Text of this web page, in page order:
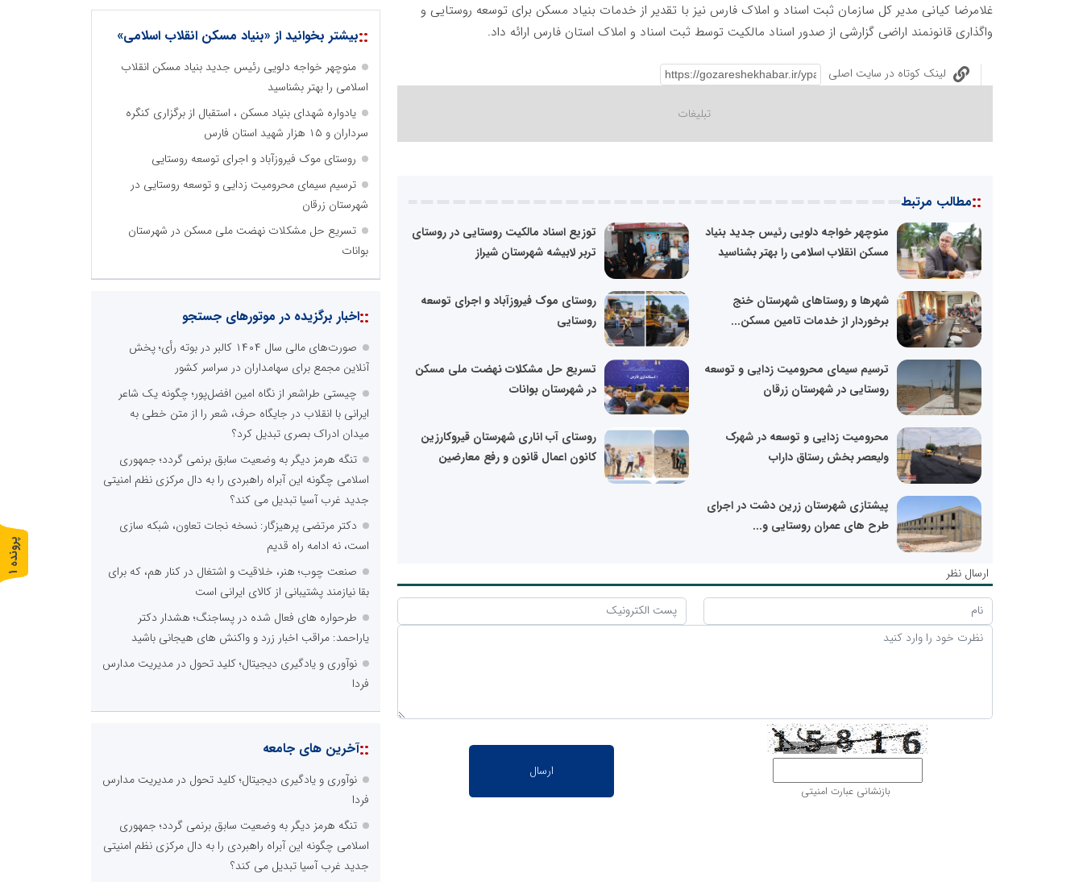
غلامرضا کیانی مدیر کل سازمان ثبت اسناد و املاک فارس نیز با تقدیر از خدمات بنیاد مسکن برای توسعه روستایی و
واگذاری قانونمند اراضی گزارشی از صدور اسناد مالکیت توسط ثبت اسناد و املاک استان فارس ارائه داد.
لینک کوتاه در سایت اصلی
::مطالب مرتبط
منوچهر خواجه دلویی رئیس جدید بنیاد
مسکن انقلاب اسلامی را بهتر بشناسید
توزیع اسناد مالکیت روستایی در روستای
تربر لابیشه شهرستان شیراز
شهرها و روستاهای شهرستان خنج
برخوردار از خدمات تامین مسکن...
روستای موک فیروزآباد و اجرای توسعه
روستایی
ترسیم سیمای محرومیت زدایی و توسعه
روستایی در شهرستان زرقان
تسریع حل مشکلات نهضت ملی مسکن
در شهرستان بوانات
محرومیت زدایی و توسعه در شهرک
ولیعصر بخش رستاق داراب
روستای آب اناری شهرستان قیروکارزین
کانون اعمال قانون و رفع معارضین
پیشتازی شهرستان زرین دشت در اجرای
طرح های عمران روستایی و...
ارسال نظر
بازنشانی عبارت امنیتی
::بیشتر بخوانید از «بنیاد مسکن انقلاب اسلامی»
منوچهر خواجه دلویی رئیس جدید بنیاد مسکن انقلاب
اسلامی را بهتر بشناسید
یادواره شهدای بنیاد مسکن ، استقبال از برگزاری کنگره
سرداران و ۱۵ هزار شهید استان فارس
روستای موک فیروزآباد و اجرای توسعه روستایی
ترسیم سیمای محرومیت زدایی و توسعه روستایی در
شهرستان زرقان
تسریع حل مشکلات نهضت ملی مسکن در شهرستان
بوانات
::اخبار برگزیده در موتورهای جستجو
صورت‌های مالی سال ۱۴۰۴ کالبر در بوته رأی؛ پخش
آنلاین مجمع برای سهامداران در سراسر کشور
چیستی طراشعر از نگاه امین افضل‌پور؛ چگونه یک شاعر
ایرانی با انقلاب در جایگاه حرف، شعر را از متن خطی به
میدان ادراک بصری تبدیل کرد؟
تنگه هرمز دیگر به وضعیت سابق برنمی گردد؛ جمهوری
اسلامی چگونه این آبراه راهبردی را به دال مرکزی نظم امنیتی
جدید غرب آسیا تبدیل می کند؟
دکتر مرتضی پرهیزگار: نسخه نجات تعاون، شبکه سازی
است، نه ادامه راه قدیم
صنعت چوب؛ هنر، خلاقیت و اشتغال در کنار هم، که برای
بقا نیازمند پشتیبانی از کالای ایرانی است
طرحواره های فعال شده در پساجنگ؛ هشدار دکتر
یاراحمد: مراقب اخبار زرد و واکنش های هیجانی باشید
نوآوری و یادگیری دیجیتال؛ کلید تحول در مدیریت مدارس
فردا
::آخرین های جامعه
نوآوری و یادگیری دیجیتال؛ کلید تحول در مدیریت مدارس
فردا
تنگه هرمز دیگر به وضعیت سابق برنمی گردد؛ جمهوری
اسلامی چگونه این آبراه راهبردی را به دال مرکزی نظم امنیتی
جدید غرب آسیا تبدیل می کند؟
پ
ر
و
ن
د
ه
1